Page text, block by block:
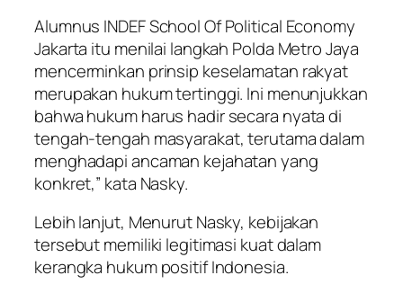
Alumnus INDEF School Of Political Economy
Jakarta itu menilai langkah Polda Metro Jaya
mencerminkan prinsip keselamatan rakyat
merupakan hukum tertinggi. Ini menunjukkan
bahwa hukum harus hadir secara nyata di
tengah-tengah masyarakat, terutama dalam
menghadapi ancaman kejahatan yang
konkret,” kata Nasky.
Lebih lanjut, Menurut Nasky, kebijakan
tersebut memiliki legitimasi kuat dalam
kerangka hukum positif Indonesia.